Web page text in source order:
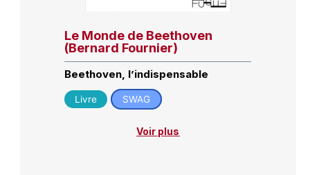
Le Monde de Beethoven
(Bernard Fournier)
Beethoven, l’indispensable
Livre SWAG
Voir plus